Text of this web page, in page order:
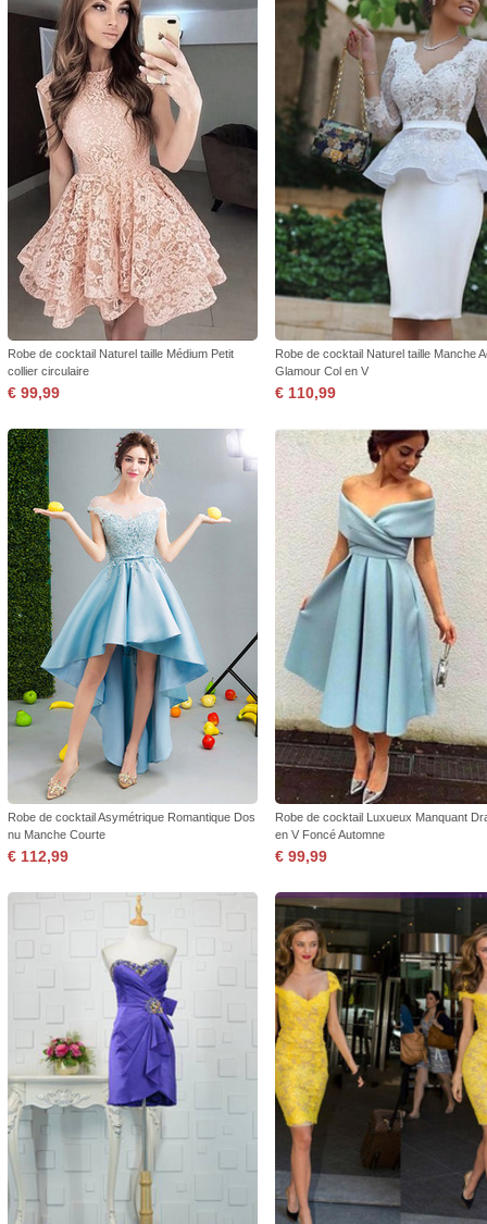
Robe de cocktail Naturel taille Médium Petit
collier circulaire
€ 99,99
Robe de cocktail Naturel taille Manche
Glamour Col en V
€ 110,99
Robe de cocktail Asymétrique Romantique Dos
nu Manche Courte
€ 112,99
Robe de cocktail Luxueux Manquant
en V Foncé Automne
€ 99,99